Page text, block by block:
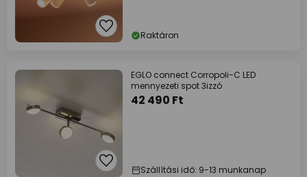
Raktáron
EGLO connect Corropoli-C LED
mennyezeti spot 3izzó
42 490 Ft
Szállítási idő: 9-13 munkanap